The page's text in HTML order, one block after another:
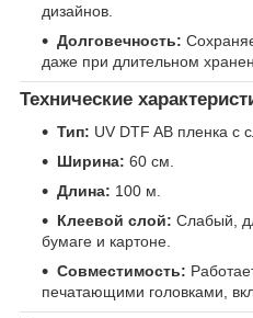
дизайнов.
Долговечность:
даже при длительном
Технические
Тип: UV DTF AB пленка с
Ширина: 60 см.
Длина: 100 м.
Клеевой слой: Слабый,
бумаге и картоне.
Совместимость:
печатающими головками,